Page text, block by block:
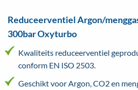
Reduceerventiel Argon/
300bar Oxyturbo
Kwaliteits reduceerventiel
conform EN ISO 2503.
Geschikt voor Argon, CO2 en